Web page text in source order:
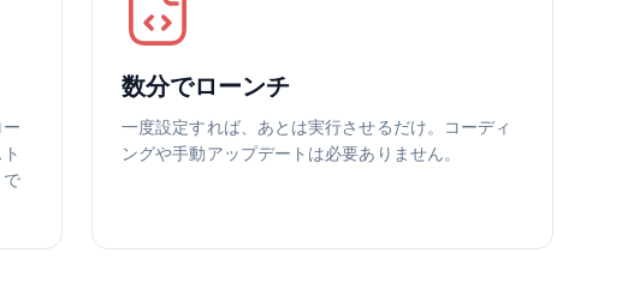
で
数分でローンチ
一度設定すれば、あとは実行させるだけ。コーディ
ングや手動アップデートは必要ありません。